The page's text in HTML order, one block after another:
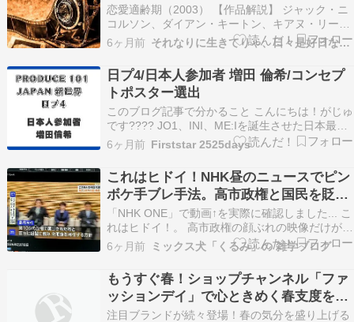
恋愛適齢期（2003） 【作品解説】 ジャック・ニ
コルソン、ダイアン・キートン、キアヌ・リーヴ
ス共演のロマンチック・コメディー。若い女性と
ばかり付き合ってきた63歳の独身貴族ハリー。恋
人マリンとの週末を過ごすため訪れた別荘で、彼
はマリンの母で劇作家のエリカと出会う。価値観
も世代…
6ヶ月前 それなりに生きてりゃ、日々是好日なり！
日プ4/日本人参加者 増田 倫希/コンセプ
トポスター選出
このブログ記事で分かること こんにちは！がじゅ
です???? JO1、INI、ME:Iを誕生させた日本最大
級のサバイバルオーディション番組「PRODUCE
101 JAPAN/プロデュース 101 」の第4弾！！
「PRODUCE 101 JAPAN 新世界」日プ4を詳しく
解説！ …
6ヶ月前 Firststar 2525days
これはヒドイ！NHK昼のニュースでピン
ボケ手ブレ手法。高市政権と国民を貶め
るNHK
「NHK ONE」で動画↑を実際に確認しました... こ
れはヒドイ！。 高市政権の顔ぶれの映像だけが判
別つかない「顔なし」、そして画面が揺れる～明
らかに前後の映像と違います～常軌を逸していま
す。 素人でも、こんな撮影はしません。 ※明ら
かに故意です。 普通の日本人なら違和感を感…
6ヶ月前 ミックス犬「くるみ」の 雑学ブログ
もうすぐ春！ショップチャンネル「ファ
ッションデイ」で心ときめく春支度を始
めよう
注目ブランドが続々登場！春の気分を盛り上げる